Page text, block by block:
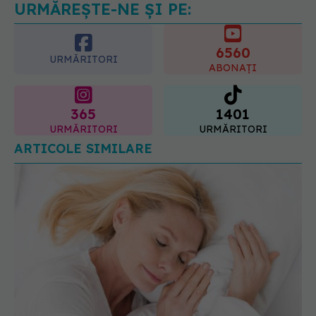
URMĂREȘTE-NE ȘI PE:
URMĂRITORI 6560
ABONAȚI
365
URMĂRITORI
1401
URMĂRITORI
ARTICOLE SIMILARE